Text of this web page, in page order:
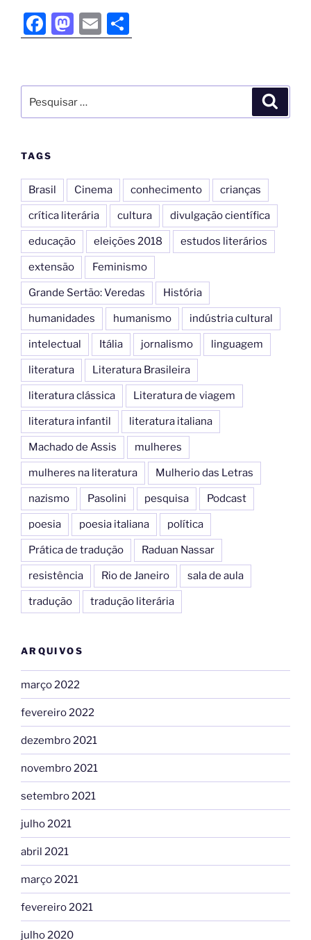
F
a
e
b
o
k
M
a
o
d
E
m
l
h
e
TAGS
Brasil Cinema conhecimento crianças
crítica literária cultura divulgação científica
educação eleições 2018 estudos literários
extensão Feminismo
Grande Sertão: Veredas História
humanidades humanismo indústria cultural
intelectual Itália jornalismo linguagem
literatura Literatura Brasileira
literatura clássica Literatura de viagem
literatura infantil literatura italiana
Machado de Assis mulheres
mulheres na literatura Mulherio das Letras
nazismo Pasolini pesquisa Podcast
poesia poesia italiana política
Prática de tradução Raduan Nassar
resistência Rio de Janeiro sala de aula
tradução tradução literária
ARQUIVOS
março 2022
fevereiro 2022
dezembro 2021
novembro 2021
setembro 2021
julho 2021
abril 2021
março 2021
fevereiro 2021
julho 2020